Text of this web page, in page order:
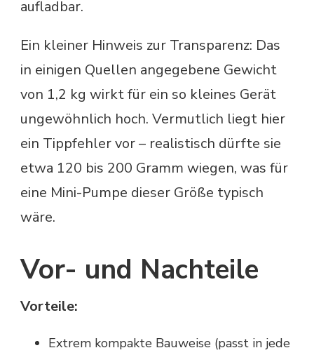
aufladbar.
Ein kleiner Hinweis zur Transparenz: Das
in einigen Quellen angegebene Gewicht
von 1,2 kg wirkt für ein so kleines Gerät
ungewöhnlich hoch. Vermutlich liegt hier
ein Tippfehler vor – realistisch dürfte sie
etwa 120 bis 200 Gramm wiegen, was für
eine Mini-Pumpe dieser Größe typisch
wäre.
Vor- und Nachteile
Vorteile:
Extrem kompakte Bauweise (passt in jede